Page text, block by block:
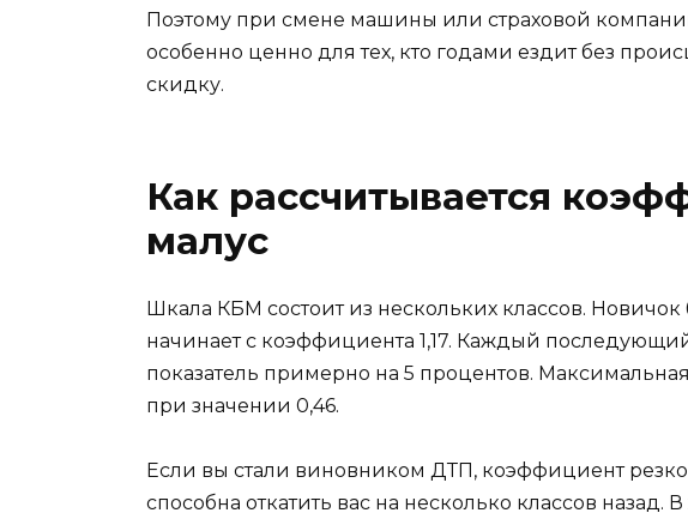
Поэтому при смене машины или страховой
особенно ценно для тех, кто годами ездит без
скидку.
Как рассчитывается
малус
Шкала КБМ состоит из нескольких классов.
начинает с коэффициента 1,17. Каждый
показатель примерно на 5 процентов.
при значении 0,46.
Если вы стали виновником ДТП, коэффициент
способна откатить вас на несколько классов